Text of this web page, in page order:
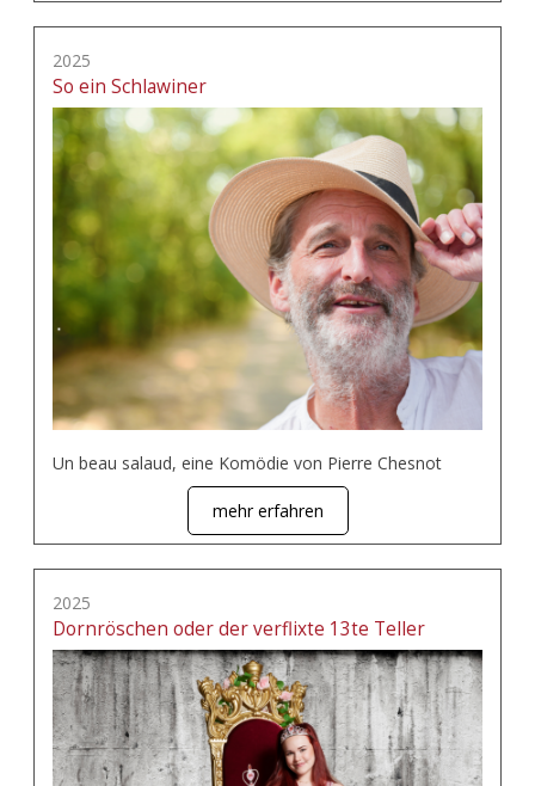
2025
So ein Schlawiner
Un beau salaud, eine Komödie von Pierre Chesnot
mehr erfahren
2025
Dornröschen oder der verflixte 13te Teller